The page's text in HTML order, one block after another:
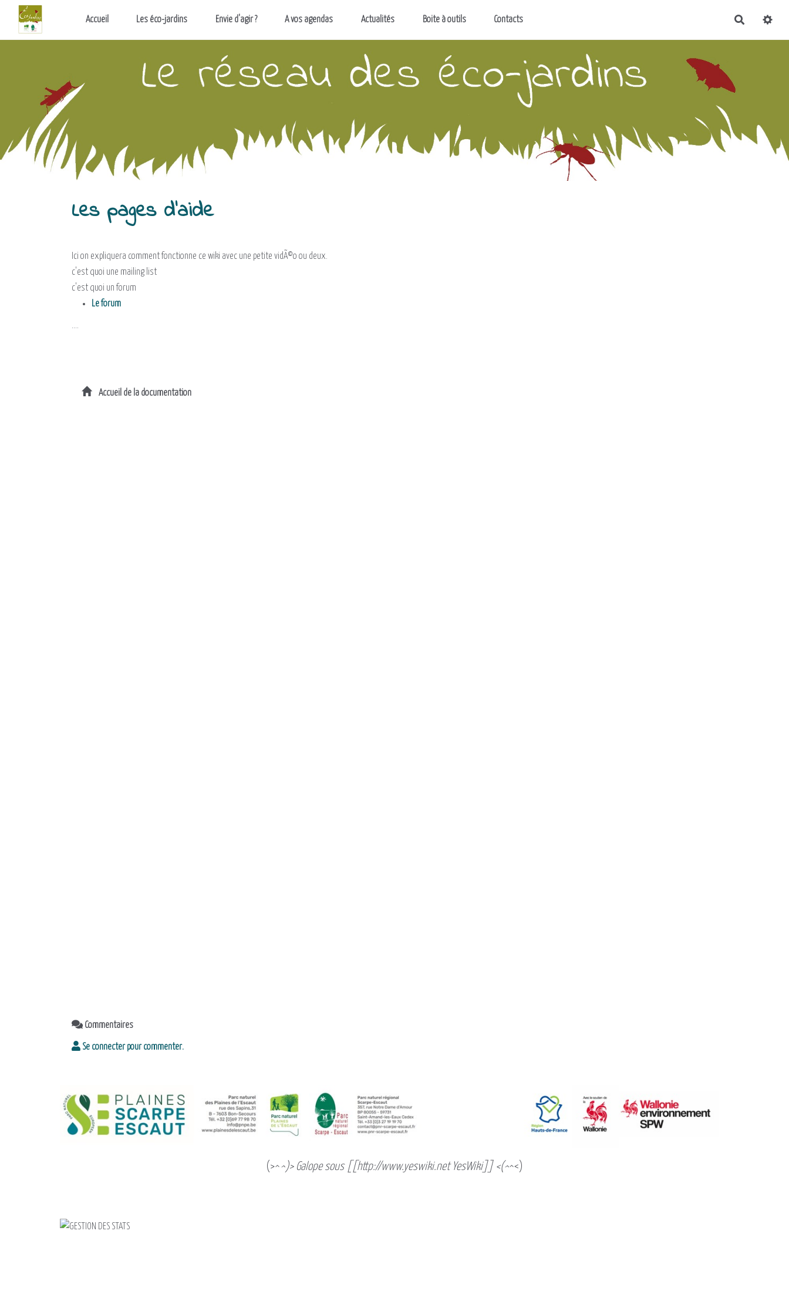
Aller au contenu principal
Accueil Les éco-jardins Envie d'agir ? A vos agendas Actualités Boite à outils Contacts
Les pages d'aide
Ici on expliquera comment fonctionne ce wiki avec une petite vidÃ©o ou deux.
c'est quoi une mailing list
c'est quoi un forum
Le forum
....
Accueil de la documentation
Commentaires
Se connecter pour commenter.
(>^^)> Galope sous [[http://www.yeswiki.net YesWiki]] <(^^<)